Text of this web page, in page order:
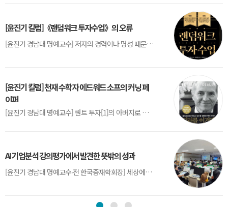
[윤진기 칼럼]《랜덤워크 투자수업》의 오류
[윤진기 경남대 명예교수] 저자의 경력이나 명성 때문인지 2020년에 번역 출판된 《랜덤워크 투자수업》(A Random Walk Down Wall Street) 12판은 표지부터가 거창하다. ‘45년간 12번 개정하며 철저히 검증한 투자서’, ‘전문가 부럽지 않은 투자 감각을 길러주는 위대한 투자지침서’ 라는 은빛 광고문구로 독자를 유혹한다.[1] 출판 50주...
[윤진기 칼럼] 천재 수학자 에드워드 소프의 커닝 페
이퍼
[윤진기 경남대 명예교수] 퀀트 투자[1]의 아버지로 불리는 에드워드 소프(Edward O. Thorp)는 수학계에서 천재로 알려진 인물이다. 그는 수학자이지만, 투자 업계에도 여러 가지 흥미로운 일화를 남겼다.수학을 이용하여 카지노를 이길 수 있는지가 궁금했던 그는 동료 교수가 소개해 준 블랙잭(Blackjack) 전략의 핵심을 손바닥 크기의 종이에 요...
AI 기업분석 강의평가에서 발견한 뜻밖의 성과
[윤진기 경남대 명예교수∙전 한국중재학회장] 세상에는 우연처럼 보이지만 인류의 진보를 이끌어낸 사건들이 있다. 영국의 알렉산더 플레밍(Alexander Fleming)이 곰팡이 핀 페트리 접시(Petri dish)를 버리지 않고[1] 관찰해 페니실린을 발견한 것은 그 대표적 사례다. 무심히 지나쳤다면 결코 없었을 혁신이었다.지난 7월 5일, 필자가 개발한 기업...